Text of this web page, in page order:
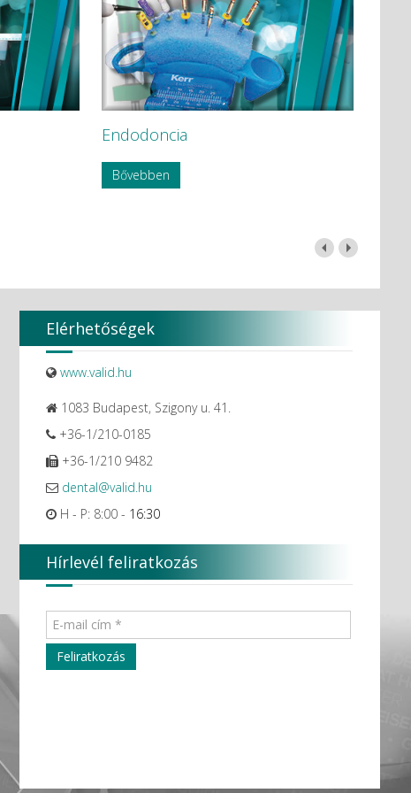
Endodoncia
Bővebben
Elérhetőségek
www.valid.hu
1083 Budapest, Szigony u. 41.
+36-1/210-0185
+36-1/210 9482
dental@valid.hu
H - P: 8:00 - 16:30
Hírlevél feliratkozás